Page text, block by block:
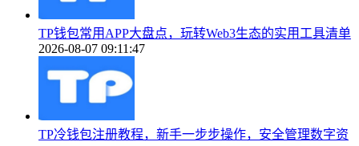
TP钱包常用APP大盘点，玩转Web3生态的实用工具清单
2026-08-07 09:11:47
TP冷钱包注册教程，新手一步步操作，安全管理数字资